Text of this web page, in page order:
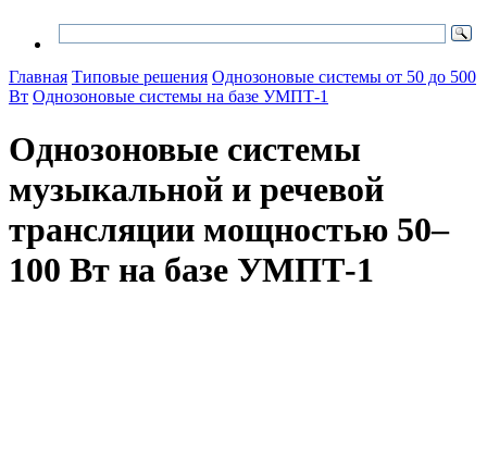
Главная Типовые решения Однозоновые системы от 50 до 500
Вт Однозоновые системы на базе УМПТ-1
Однозоновые системы
музыкальной и речевой
трансляции мощностью 50–
100 Вт на базе УМПТ-1